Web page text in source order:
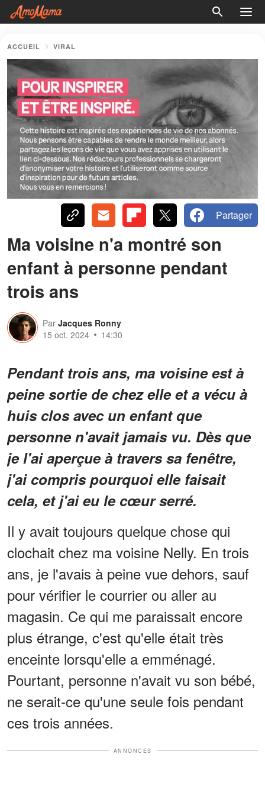
ACCUEIL VIRAL
Partager
Ma voisine n'a montré son
enfant à personne pendant
trois ans
Par Jacques Ronny
15 oct. 2024
14:30
Pendant trois ans, ma voisine est à
peine sortie de chez elle et a vécu à
huis clos avec un enfant que
personne n'avait jamais vu. Dès que
je l'ai aperçue à travers sa fenêtre,
j'ai compris pourquoi elle faisait
cela, et j'ai eu le cœur serré.
Il y avait toujours quelque chose qui
clochait chez ma voisine Nelly. En trois
ans, je l'avais à peine vue dehors, sauf
pour vérifier le courrier ou aller au
magasin. Ce qui me paraissait encore
plus étrange, c'est qu'elle était très
enceinte lorsqu'elle a emménagé.
Pourtant, personne n'avait vu son bébé,
ne serait-ce qu'une seule fois pendant
ces trois années.
ANNONCES